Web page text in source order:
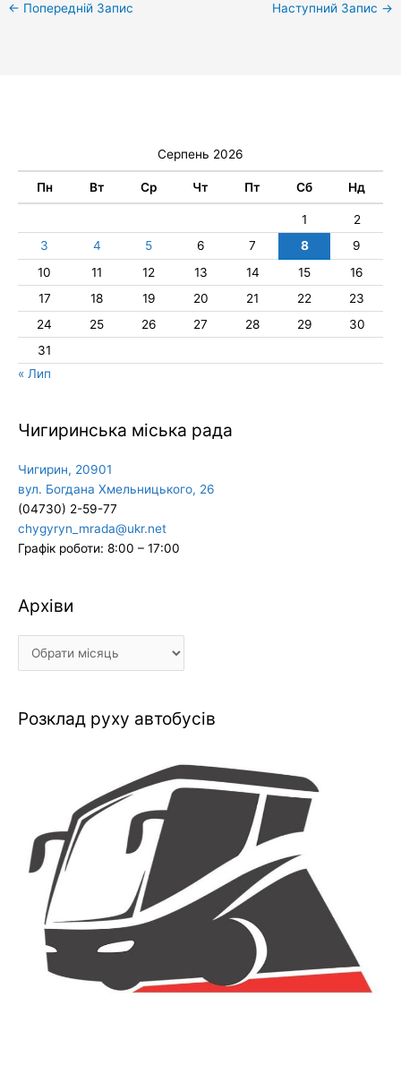
← Попередній Запис Наступний Запис →
Серпень 2026
Пн Вт Ср Чт Пт Сб Нд
1
2
3
4 5 6 7 8
9
10
11 12 13 14 15
16
17
18 19 20 21 22
23
24
25 26 27 28 29
30
31
« Лип
Чигиринська міська рада
Чигирин, 20901
вул. Богдана Хмельницького, 26
(04730) 2-59-77
chygyryn_mrada@ukr.net
Графік роботи: 8:00 – 17:00
Архіви
Архіви
Розклад руху автобусів